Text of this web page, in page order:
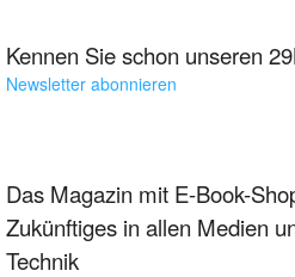
Kennen Sie schon unseren
Newsletter abonnieren
Das Magazin mit E-Book-
Zukünftiges in allen Medien
Technik